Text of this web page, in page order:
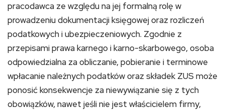
pracodawca ze względu na jej formalną rolę w
prowadzeniu dokumentacji księgowej oraz rozliczeń
podatkowych i ubezpieczeniowych. Zgodnie z
przepisami prawa karnego i karno-skarbowego, osoba
odpowiedzialna za obliczanie, pobieranie i terminowe
wpłacanie należnych podatków oraz składek ZUS może
ponosić konsekwencje za niewywiązanie się z tych
obowiązków, nawet jeśli nie jest właścicielem firmy,